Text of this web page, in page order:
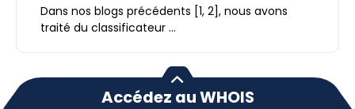
Dans nos blogs précédents [1, 2], nous avons
traité du classificateur ...
Accédez au WHOIS